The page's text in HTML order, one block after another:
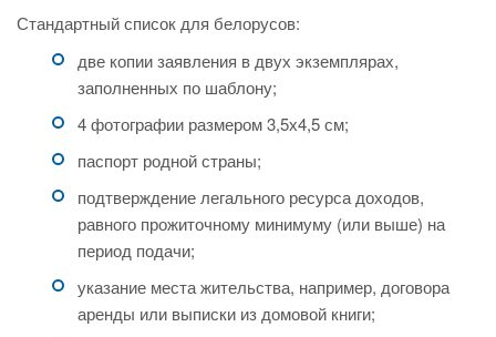
Стандартный список для белорусов:
две копии заявления в двух экземплярах,
заполненных по шаблону;
4 фотографии размером 3,5х4,5 см;
паспорт родной страны;
подтверждение легального ресурса доходов,
равного прожиточному минимуму (или выше) на
период подачи;
указание места жительства, например, договора
аренды или выписки из домовой книги;